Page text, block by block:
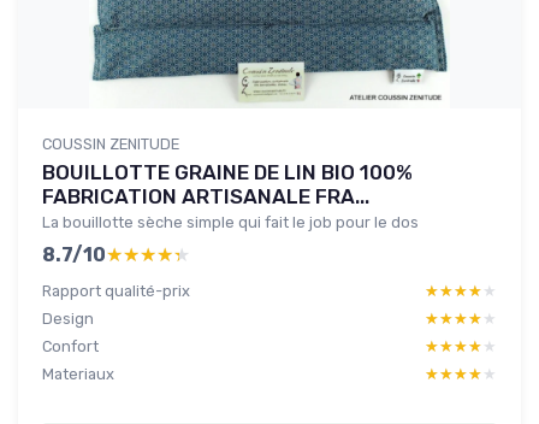
COUSSIN ZENITUDE
BOUILLOTTE GRAINE DE LIN BIO 100%
FABRICATION ARTISANALE FRA...
La bouillotte sèche simple qui fait le job pour le dos
8.7/10★★★★★
★★★★★
Rapport qualité-prix ★★★★★
★★★★★
Design
★★★★★
★★★★★
Confort
★★★★★
★★★★★
Materiaux
★★★★★
★★★★★